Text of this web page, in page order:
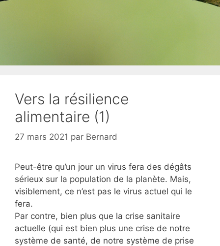
Vers la résilience
alimentaire (1)
27 mars 2021 par Bernard
Peut-être qu’un jour un virus fera des dégâts
sérieux sur la population de la planète. Mais,
visiblement, ce n’est pas le virus actuel qui le
fera.
Par contre, bien plus que la crise sanitaire
actuelle (qui est bien plus une crise de notre
système de santé, de notre système de prise